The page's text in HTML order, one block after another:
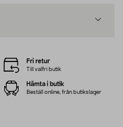
Fri retur
Till valfri butik
Hämta i butik
Beställ online, från butikslager